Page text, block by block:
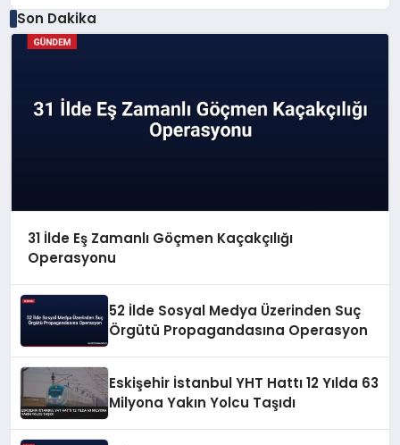
Son Dakika
31 İlde Eş Zamanlı Göçmen Kaçakçılığı
Operasyonu
52 İlde Sosyal Medya Üzerinden Suç
Örgütü Propagandasına Operasyon
Eskişehir İstanbul YHT Hattı 12 Yılda 63
Milyona Yakın Yolcu Taşıdı